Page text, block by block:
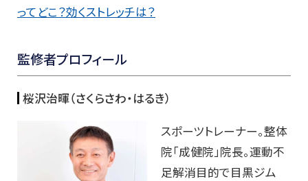
ってどこ？効くストレッチは？
監修者プロフィール
桜沢治暉（さくらさわ・はるき）
スポーツトレーナー。整体
院「成健院」院長。運動不
足解消目的で目黒ジム